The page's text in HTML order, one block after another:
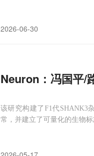
2026-06-30
Neuron：冯国平/
该研究构建了F1代SHANK3
常，并建立了可量化的生物标